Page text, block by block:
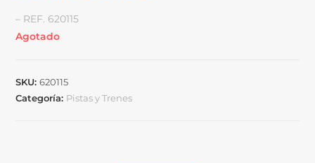
– REF. 620115
Agotado
SKU:620115
Categoría: Pistas y Trenes